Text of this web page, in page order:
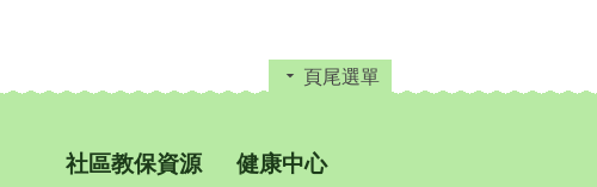
頁尾選單
社區教保資源
健康中心